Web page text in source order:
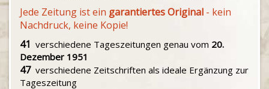
Jede Zeitung ist ein garantiertes Original - kein
Nachdruck, keine Kopie!
41 verschiedene Tageszeitungen genau vom 20.
Dezember 1951
47verschiedene Zeitschriften als ideale Ergänzung zur
Tageszeitung